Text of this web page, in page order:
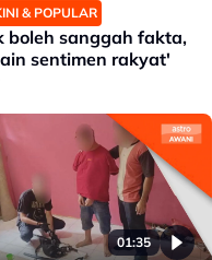
& POPULAR
boleh sanggah fakta,
sentimen rakyat'
01:35